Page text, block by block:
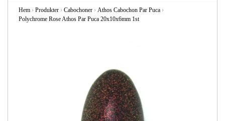
Hem › Produkter › Cabochoner › Athos Cabochon Par Puca ›
Polychrome Rose Athos Par Puca 20x10x6mm 1st